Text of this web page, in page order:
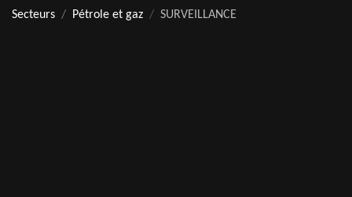
Secteurs Pétrole et gaz SURVEILLANCE